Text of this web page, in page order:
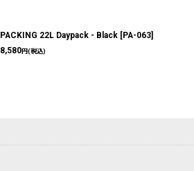
PACKING 22L Daypack - Black [PA-063]
8,580円(税込)